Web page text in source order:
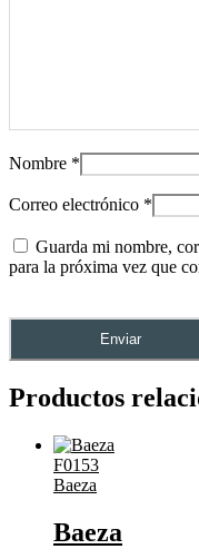
Nombre *
Correo electrónico *
Guarda mi nombre,
para la próxima vez que
Productos
F0153
Baeza
Baeza